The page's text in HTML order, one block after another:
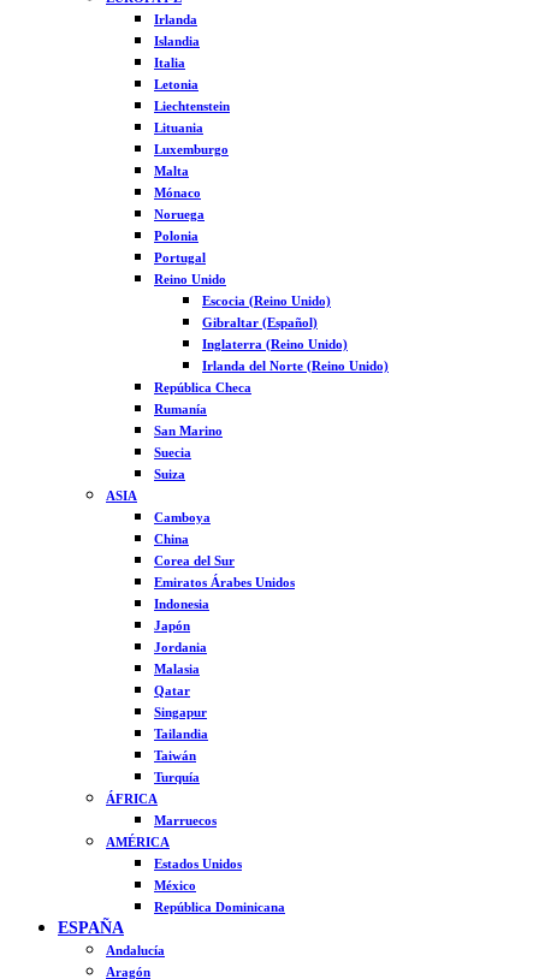
Irlanda
Islandia
Italia
Letonia
Liechtenstein
Lituania
Luxemburgo
Malta
Mónaco
Noruega
Polonia
Portugal
Reino Unido
Escocia (Reino Unido)
Gibraltar (Español)
Inglaterra (Reino Unido)
Irlanda del Norte (Reino Unido)
República Checa
Rumanía
San Marino
Suecia
Suiza
ASIA
Camboya
China
Corea del Sur
Emiratos Árabes Unidos
Indonesia
Japón
Jordania
Malasia
Qatar
Singapur
Tailandia
Taiwán
Turquía
ÁFRICA
Marruecos
AMÉRICA
Estados Unidos
México
República Dominicana
ESPAÑA
Andalucía
Aragón